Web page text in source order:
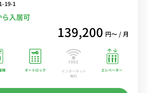
19-1
入居可
139,200 円〜 / 月
機 オートロック
インターネット
無料
エレベーター